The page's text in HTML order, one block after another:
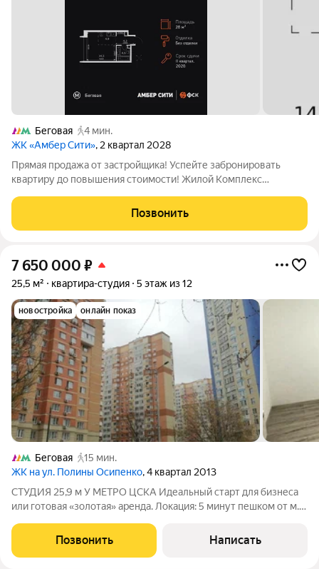
Беговая
4 мин.
ЖК «Амбер Сити», 2 квартал 2028
Прямая продажа от застройщика! Успейте забронировать
квартиру до повышения стоимости! Жилой Комплекс
общей площадью 28.2 кв.м. на 43-м этаже 57 этажного здания.
Без отделки. - Линейная планировка -
Позвонить
7 650 000 ₽
25,5 м² квартира-студия 5 этаж из 12
новостройка онлайн показ
Беговая
15 мин.
ЖК на ул. Полины Осипенко, 4 квартал 2013
СТУДИЯ 25,9 м У МЕТРО ЦСКА Идеальный старт для бизнеса
или готовая «золотая» аренда. Локация: 5 минут пешком от м.
Что внутри: Готовая отделка. Можно заезжать сразу или
арендовать «под
Позвонить Написать